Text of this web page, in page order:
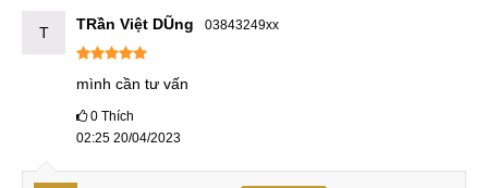
Phần cạnh bên và trên dưới đều được vát phẳng, các phím
trigger có diện tích tiếp xúc lớn nên dễ danh thao tác. Tuy là
Trigger cảm ứng nhưng nó rất nhạy bởi nó có tốc độ chạm
T TRần Việt DŨng 03843249xx
mình cần tư vấn
0 Thích
02:25 20/04/2023